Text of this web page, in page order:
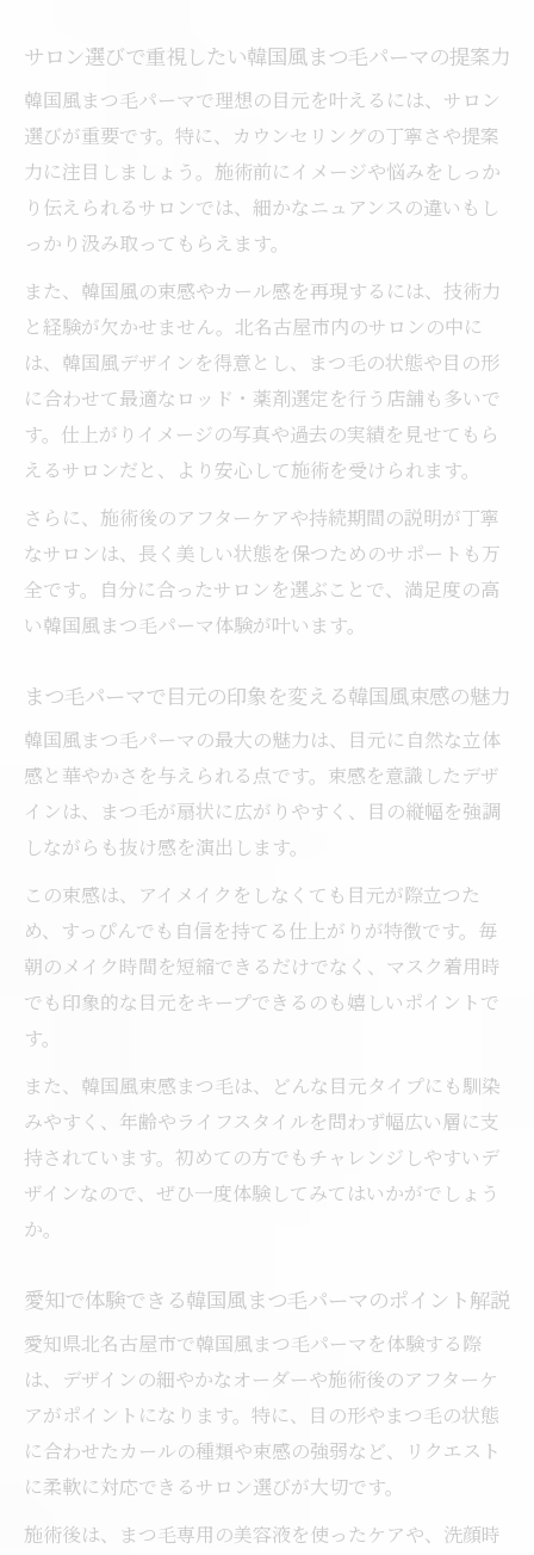
サロン選びで重視したい韓国風まつ毛パーマの提案力
韓国風まつ毛パーマで理想の目元を叶えるには、サロン
選びが重要です。特に、カウンセリングの丁寧さや提案
力に注目しましょう。施術前にイメージや悩みをしっか
り伝えられるサロンでは、細かなニュアンスの違いもし
っかり汲み取ってもらえます。
また、韓国風の束感やカール感を再現するには、技術力
と経験が欠かせません。北名古屋市内のサロンの中に
は、韓国風デザインを得意とし、まつ毛の状態や目の形
に合わせて最適なロッド・薬剤選定を行う店舗も多いで
す。仕上がりイメージの写真や過去の実績を見せてもら
えるサロンだと、より安心して施術を受けられます。
さらに、施術後のアフターケアや持続期間の説明が丁寧
なサロンは、長く美しい状態を保つためのサポートも万
全です。自分に合ったサロンを選ぶことで、満足度の高
い韓国風まつ毛パーマ体験が叶います。
まつ毛パーマで目元の印象を変える韓国風束感の魅力
韓国風まつ毛パーマの最大の魅力は、目元に自然な立体
感と華やかさを与えられる点です。束感を意識したデザ
インは、まつ毛が扇状に広がりやすく、目の縦幅を強調
しながらも抜け感を演出します。
この束感は、アイメイクをしなくても目元が際立つた
め、すっぴんでも自信を持てる仕上がりが特徴です。毎
朝のメイク時間を短縮できるだけでなく、マスク着用時
でも印象的な目元をキープできるのも嬉しいポイントで
す。
また、韓国風束感まつ毛は、どんな目元タイプにも馴染
みやすく、年齢やライフスタイルを問わず幅広い層に支
持されています。初めての方でもチャレンジしやすいデ
ザインなので、ぜひ一度体験してみてはいかがでしょう
か。
愛知で体験できる韓国風まつ毛パーマのポイント解説
愛知県北名古屋市で韓国風まつ毛パーマを体験する際
は、デザインの細やかなオーダーや施術後のアフターケ
アがポイントになります。特に、目の形やまつ毛の状態
に合わせたカールの種類や束感の強弱など、リクエスト
に柔軟に対応できるサロン選びが大切です。
施術後は、まつ毛専用の美容液を使ったケアや、洗顔時